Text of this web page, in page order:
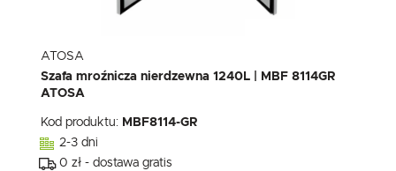
ATOSA
Szafa mroźnicza nierdzewna 1240L | MBF 8114GR
ATOSA
Kod produktu: MBF8114-GR
2-3 dni
0 zł - dostawa gratis